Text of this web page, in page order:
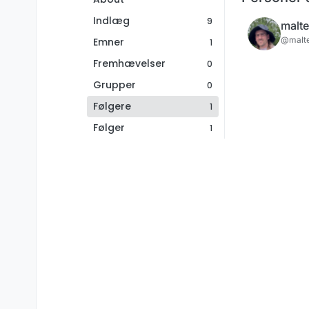
Indlæg
9
Emner 1
Fremhævelser 0
Grupper 0
Følgere 1
Følger 1
malte